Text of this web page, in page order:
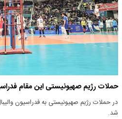
حملات رژیم صهیونیستی این مقام
در حملات رژیم صهیونیستی به فدراسیون
شد.